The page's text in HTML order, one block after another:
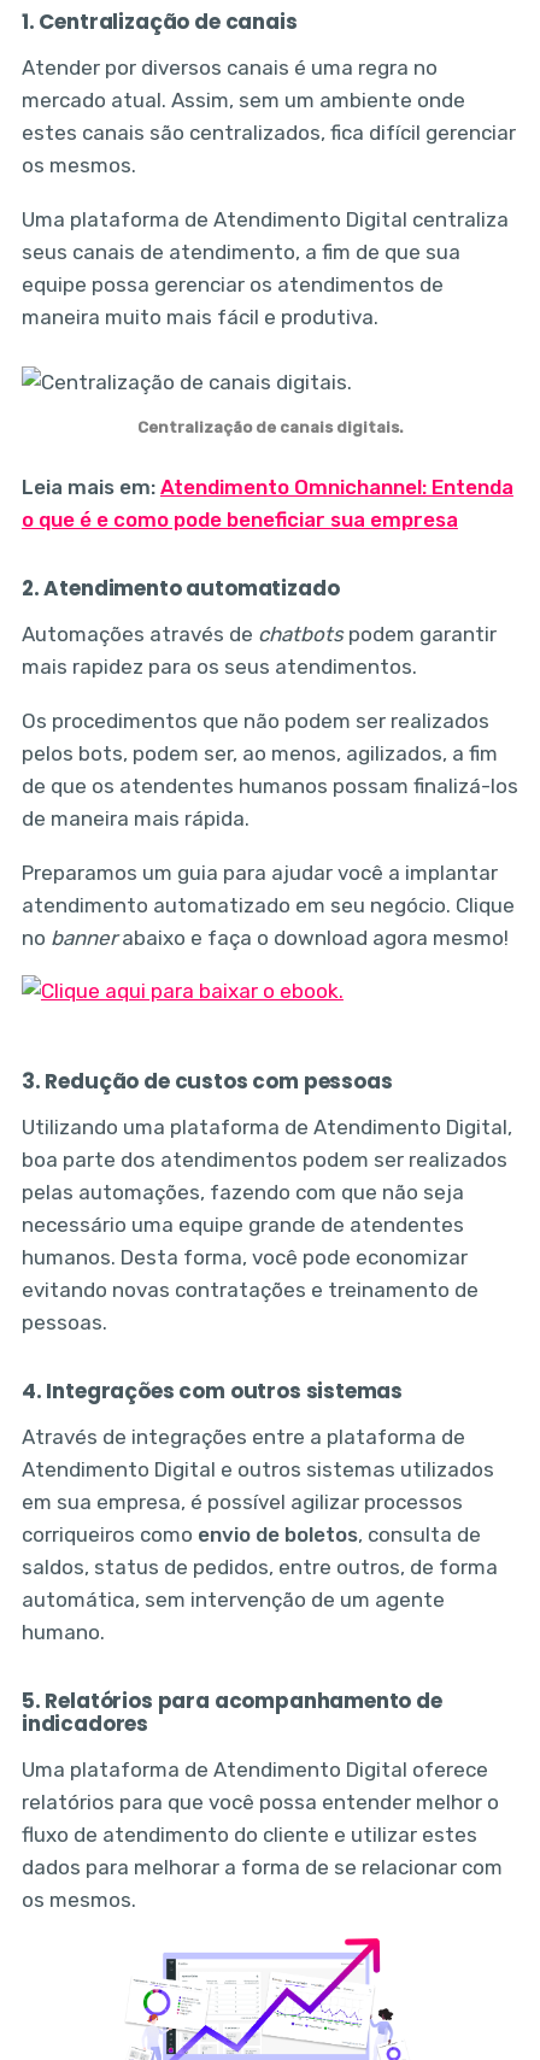
1. Centralização de canais
Atender por diversos canais é uma regra no
mercado atual. Assim, sem um ambiente onde
estes canais são centralizados, fica difícil gerenciar
os mesmos.
Uma plataforma de Atendimento Digital centraliza
seus canais de atendimento, a fim de que sua
equipe possa gerenciar os atendimentos de
maneira muito mais fácil e produtiva.
Centralização de canais digitais.
Leia mais em: Atendimento Omnichannel: Entenda
o que é e como pode beneficiar sua empresa
2. Atendimento automatizado
Automações através de chatbotspodem garantir
mais rapidez para os seus atendimentos.
Os procedimentos que não podem ser realizados
pelos bots, podem ser, ao menos, agilizados, a fim
de que os atendentes humanos possam finalizá-los
de maneira mais rápida.
Preparamos um guia para ajudar você a implantar
atendimento automatizado em seu negócio. Clique
no bannerabaixo e faça o download agora mesmo!
3. Redução de custos com pessoas
Utilizando uma plataforma de Atendimento Digital,
boa parte dos atendimentos podem ser realizados
pelas automações, fazendo com que não seja
necessário uma equipe grande de atendentes
humanos. Desta forma, você pode economizar
evitando novas contratações e treinamento de
pessoas.
4. Integrações com outros sistemas
Através de integrações entre a plataforma de
Atendimento Digital e outros sistemas utilizados
em sua empresa, é possível agilizar processos
corriqueiros como envio de boletos, consulta de
saldos, status de pedidos, entre outros, de forma
automática, sem intervenção de um agente
humano.
5. Relatórios para acompanhamento de
indicadores
Uma plataforma de Atendimento Digital oferece
relatórios para que você possa entender melhor o
fluxo de atendimento do cliente e utilizar estes
dados para melhorar a forma de se relacionar com
os mesmos.